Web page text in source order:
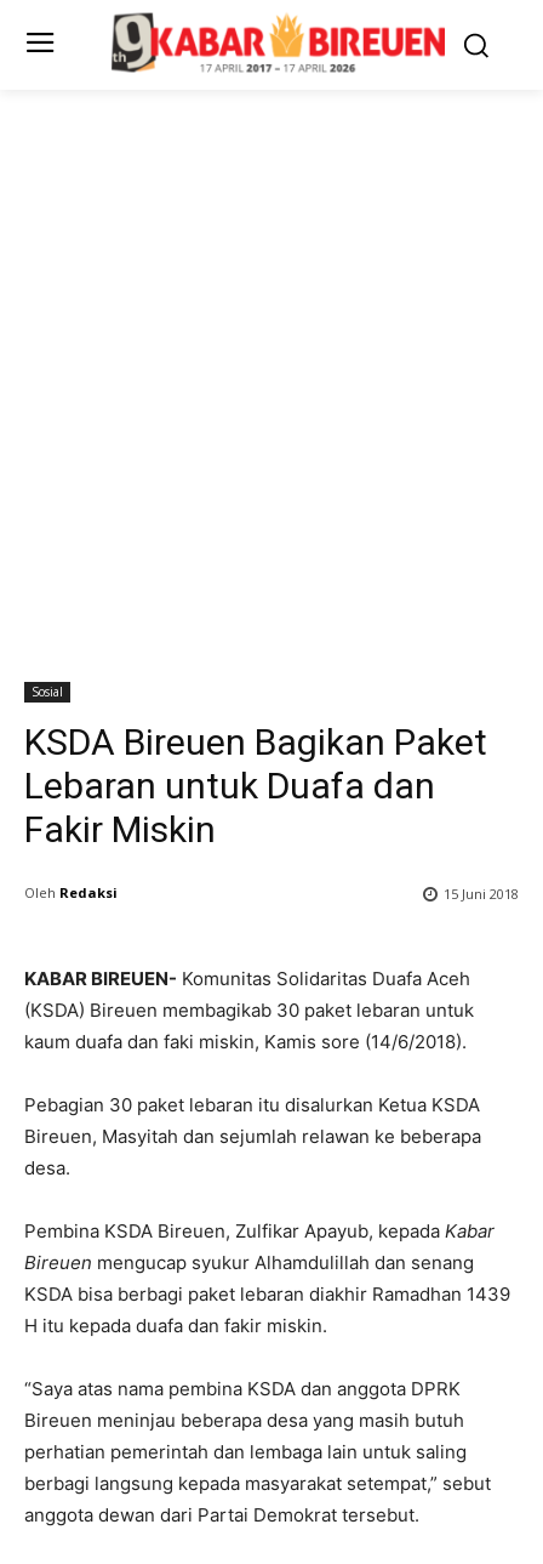
Sosial
KSDA Bireuen Bagikan Paket
Lebaran untuk Duafa dan
Fakir Miskin
Oleh Redaksi 15 Juni 2018
KABAR BIREUEN- Komunitas Solidaritas Duafa Aceh
(KSDA) Bireuen membagikab 30 paket lebaran untuk
kaum duafa dan faki miskin, Kamis sore (14/6/2018).
Pebagian 30 paket lebaran itu disalurkan Ketua KSDA
Bireuen, Masyitah dan sejumlah relawan ke beberapa
desa.
Pembina KSDA Bireuen, Zulfikar Apayub, kepada Kabar
Bireuen mengucap syukur Alhamdulillah dan senang
KSDA bisa berbagi paket lebaran diakhir Ramadhan 1439
H itu kepada duafa dan fakir miskin.
“Saya atas nama pembina KSDA dan anggota DPRK
Bireuen meninjau beberapa desa yang masih butuh
perhatian pemerintah dan lembaga lain untuk saling
berbagi langsung kepada masyarakat setempat,” sebut
anggota dewan dari Partai Demokrat tersebut.